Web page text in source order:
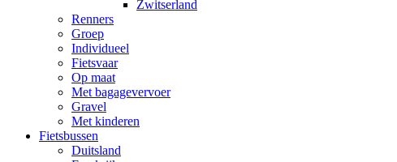
Zwitserland
Renners
Groep
Individueel
Fietsvaar
Op maat
Met bagagevervoer
Gravel
Met kinderen
Fietsbussen
Duitsland